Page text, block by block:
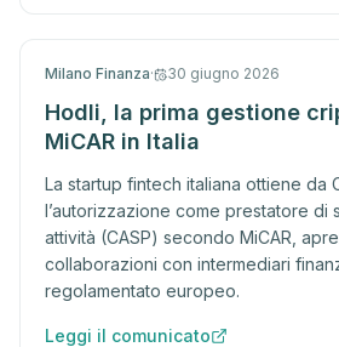
Milano Finanza· 30 giugno 2026
Hodli, la prima gestione
MiCAR in Italia
La startup fintech italiana ottiene da
l’autorizzazione come prestatore di
attività (CASP) secondo MiCAR,
collaborazioni con intermediari
regolamentato europeo.
Leggi il comunicato